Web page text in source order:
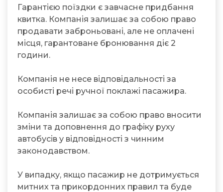
Гарантією поїздки є завчасне придбання
квитка. Компанія залишає за собою право
продавати заброньовані, але не оплачені
місця, гарантоване бронювання діє 2
години.
Компанія не несе відповідальності за
особисті речі ручної поклажі пасажира.
Компанія залишає за собою право вносити
зміни та доповнення до графіку руху
автобусів у відповідності з чинним
законодавством.
У випадку, якщо пасажир не дотримується
митних та прикордонних правил та буде